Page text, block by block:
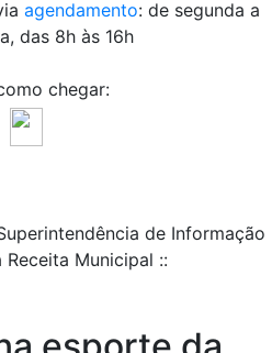
agendamento: de segunda a
das 8h às 16h
chegar:
de Informação
Municipal ::